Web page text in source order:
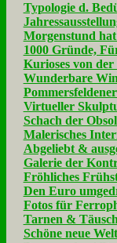
Typologie d.
Morgenstund
1000 Gründe,
Kurioses von der
Wunderbare
Virtueller
Schach der
Malerisches
Abgeliebt &
Galerie der
Fröhliches
Den Euro
Fotos für
Tarnen &
Schöne neue